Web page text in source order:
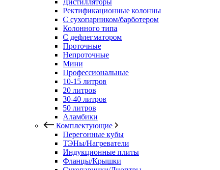
Дистилляторы
Ректификационные колонны
С сухопарником/барботером
Колонного типа
С дефлегматором
Проточные
Непроточные
Мини
Профессиональные
10-15 литров
20 литров
30-40 литров
50 литров
Аламбики
Комплектующие
Перегонные кубы
ТЭНы/Нагреватели
Индукционные плиты
Фланцы/Крышки